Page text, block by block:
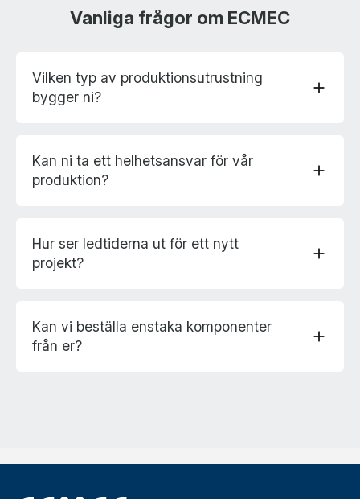
Vanliga frågor om ECMEC
Vilken typ av produktionsutrustning
bygger ni?
add
Kan ni ta ett helhetsansvar för vår
produktion?
add
Hur ser ledtiderna ut för ett nytt
projekt?
add
Kan vi beställa enstaka komponenter
från er?
add